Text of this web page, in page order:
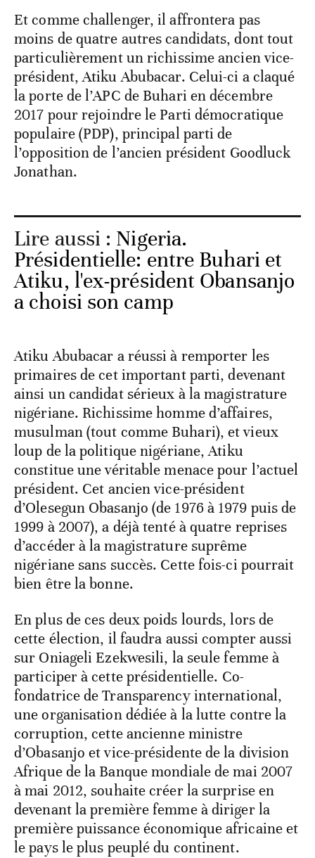
Et comme challenger, il affrontera pas
moins de quatre autres candidats, dont tout
particulièrement un richissime ancien vice-
président, Atiku Abubacar. Celui-ci a claqué
la porte de l’APC de Buhari en décembre
2017 pour rejoindre le Parti démocratique
populaire (PDP), principal parti de
l’opposition de l’ancien président Goodluck
Jonathan.
Lire aussi : Nigeria.
Présidentielle: entre Buhari et
Atiku, l'ex-président Obansanjo
a choisi son camp
Atiku Abubacar a réussi à remporter les
primaires de cet important parti, devenant
ainsi un candidat sérieux à la magistrature
nigériane. Richissime homme d’affaires,
musulman (tout comme Buhari), et vieux
loup de la politique nigériane, Atiku
constitue une véritable menace pour l’actuel
président. Cet ancien vice-président
d’Olesegun Obasanjo (de 1976 à 1979 puis de
1999 à 2007), a déjà tenté à quatre reprises
d’accéder à la magistrature suprême
nigériane sans succès. Cette fois-ci pourrait
bien être la bonne.
En plus de ces deux poids lourds, lors de
cette élection, il faudra aussi compter aussi
sur Oniageli Ezekwesili, la seule femme à
participer à cette présidentielle. Co-
fondatrice de Transparency international,
une organisation dédiée à la lutte contre la
corruption, cette ancienne ministre
d’Obasanjo et vice-présidente de la division
Afrique de la Banque mondiale de mai 2007
à mai 2012, souhaite créer la surprise en
devenant la première femme à diriger la
première puissance économique africaine et
le pays le plus peuplé du continent.